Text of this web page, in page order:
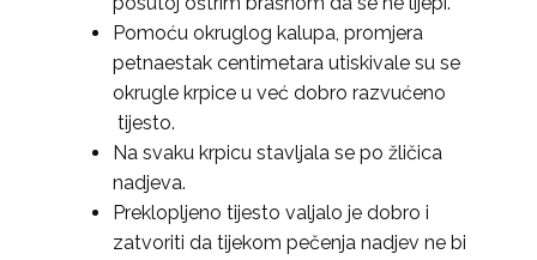
Pomoću okruglog kalupa, promjera
petnaestak centimetara utiskivale su se
okrugle krpice u već dobro razvućeno
tijesto.
Na svaku krpicu stavljala se po žličica
nadjeva.
Preklopljeno tijesto valjalo je dobro i
zatvoriti da tijekom pečenja nadjev ne bi